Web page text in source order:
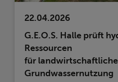
22.04.2026
G.E.O.S. Halle prüft
Ressourcen
für landwirtschaftliche
Grundwassernutzung